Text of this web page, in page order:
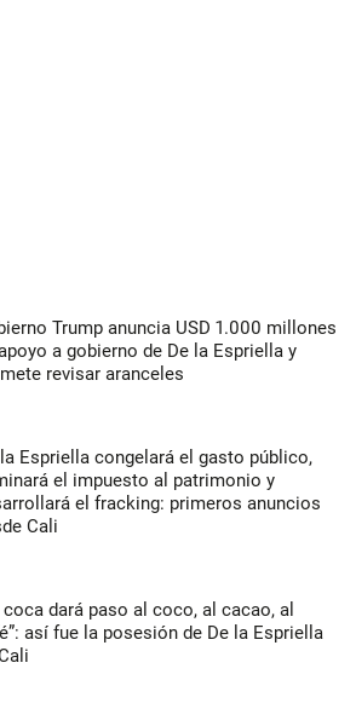
Trump anuncia USD 1.000 millones
a gobierno de De la Espriella y
revisar aranceles
Espriella congelará el gasto público,
el impuesto al patrimonio y
el fracking: primeros anuncios
Cali
coca dará paso al coco, al cacao, al
así fue la posesión de De la Espriella